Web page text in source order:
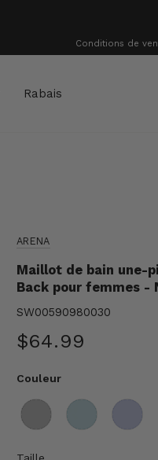
Conditions de
Rabais
ARENA
Maillot de bain une-
Back pour femmes -
SW00590980030
$64.99
Couleur